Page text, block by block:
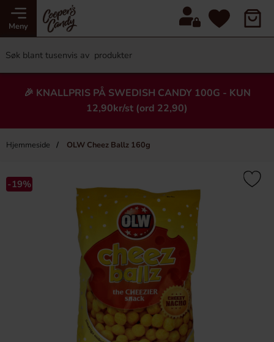
Meny
🎉 KNALLPRIS PÅ SWEDISH CANDY 100G - KUN
12,90kr/st (ord 22,90)
Hjemmeside OLW Cheez Ballz 160g
Heading
×
-16%
-19%